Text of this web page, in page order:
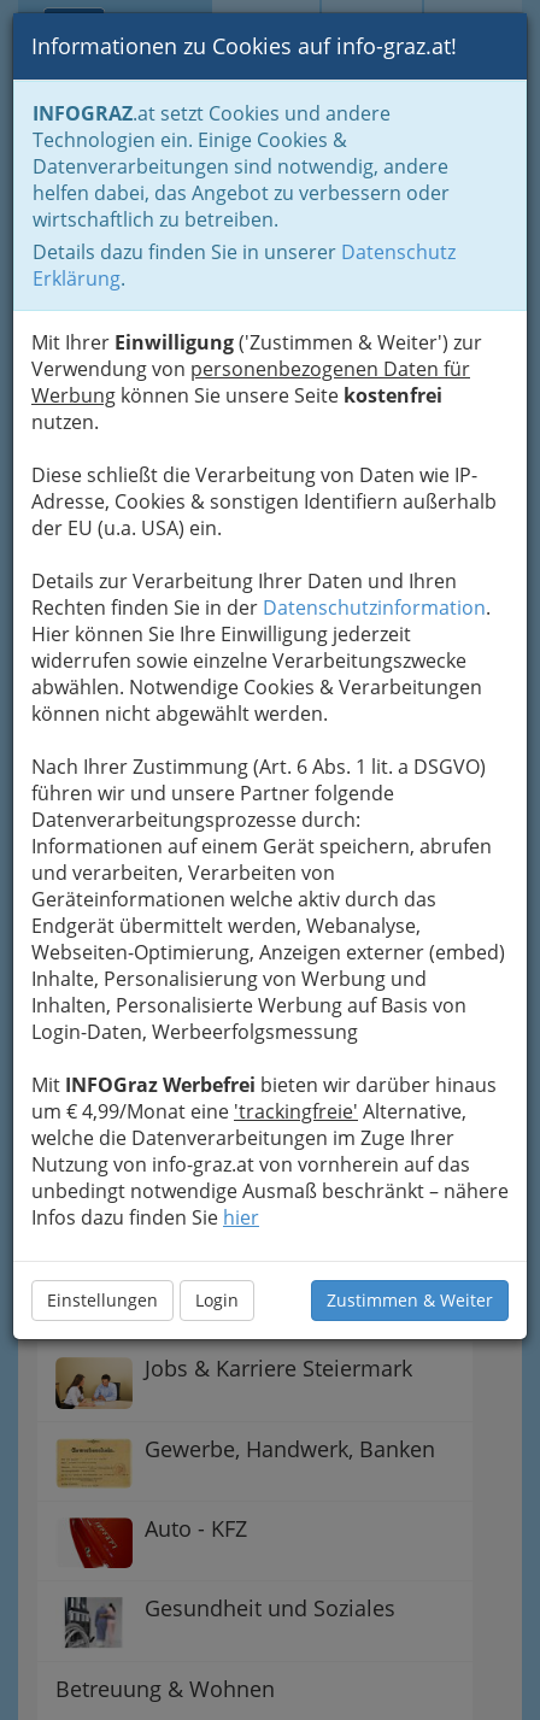
Suche Login Toggle
Informationen zu Cookies auf info-graz.at!
INFOGRAZ.at setzt Cookies und andere
Technologien ein. Einige Cookies &
Datenverarbeitungen sind notwendig, andere
helfen dabei, das Angebot zu verbessern oder
wirtschaftlich zu betreiben.
Details dazu finden Sie in unserer Datenschutz
Erklärung.
Mit Ihrer Einwilligung('Zustimmen & Weiter') zur
Verwendung von personenbezogenen Daten für
Werbung können Sie unsere Seite kostenfrei
nutzen.
Diese schließt die Verarbeitung von Daten wie IP-
Adresse, Cookies & sonstigen Identifiern außerhalb
der EU (u.a. USA) ein.
Details zur Verarbeitung Ihrer Daten und Ihren
Rechten finden Sie in der Datenschutzinformation.
Hier können Sie Ihre Einwilligung jederzeit
widerrufen sowie einzelne Verarbeitungszwecke
abwählen. Notwendige Cookies & Verarbeitungen
können nicht abgewählt werden.
Nach Ihrer Zustimmung (Art. 6 Abs. 1 lit. a DSGVO)
führen wir und unsere Partner folgende
Datenverarbeitungsprozesse durch:
Informationen auf einem Gerät speichern, abrufen
und verarbeiten, Verarbeiten von
Geräteinformationen welche aktiv durch das
Endgerät übermittelt werden, Webanalyse,
Webseiten-Optimierung, Anzeigen externer (embed)
Inhalte, Personalisierung von Werbung und
Inhalten, Personalisierte Werbung auf Basis von
Login-Daten, Werbeerfolgsmessung
Mit INFOGraz Werbefrei bieten wir darüber hinaus
um € 4,99/Monat eine 'trackingfreie' Alternative,
welche die Datenverarbeitungen im Zuge Ihrer
Nutzung von info-graz.at von vornherein auf das
unbedingt notwendige Ausmaß beschränkt – nähere
Infos dazu finden Sie hier
Einstellungen Login Zustimmen & Weiter
Home Branchen
Conatex Meß- und
Regeltechnik GmbH
Kalvariengürtel 67, 8020 Graz
Karte
Karte anzeigen
Die wichtigsten Kategorien
Einkaufen & Schenken - der
Handel
Gutschein-Welt: von myToys
bis H&M, C&A u.v.m.
Gewinnspiele - Lokale
Gutscheine
Notdienste für (fast) alle Fälle
Jobs & Karriere Steiermark
Gewerbe, Handwerk, Banken
Auto - KFZ
Gesundheit und Soziales
Betreuung & Wohnen